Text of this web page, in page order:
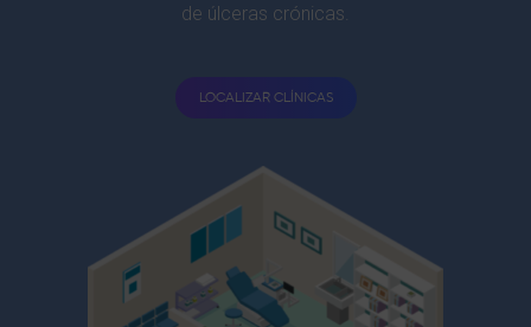
de úlceras crónicas.
LOCALIZAR CLÍNICAS